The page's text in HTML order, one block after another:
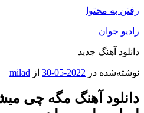
رفتن به محتوا
رادیو جوان
دانلود آهنگ جدید
نوشته‌شده در 2022-05-30 از milad
دانلود آهنگ مگه چی